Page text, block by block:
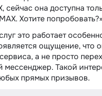
сейчас она доступна
Хотите попробовать?»
это работает
ощущение, что
а не просто
мессенджер. Такой
прямых призывов.